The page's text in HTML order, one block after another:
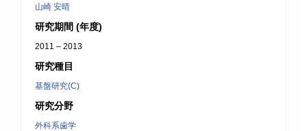
山崎 安晴
研究期間 (年度)
2011 – 2013
研究種目
基盤研究(C)
研究分野
外科系歯学